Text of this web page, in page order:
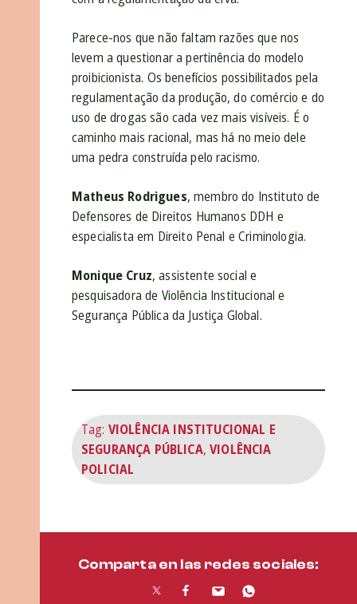
Parece-nos que não faltam razões que nos
levem a questionar a pertinência do modelo
proibicionista. Os benefícios possibilitados pela
regulamentação da produção, do comércio e do
uso de drogas são cada vez mais visíveis. É o
caminho mais racional, mas há no meio dele
uma pedra construída pelo racismo.
Matheus Rodrigues, membro do Instituto de
Defensores de Direitos Humanos DDH e
especialista em Direito Penal e Criminologia.
Monique Cruz, assistente social e
pesquisadora de Violência Institucional e
Segurança Pública da Justiça Global.
Tag: VIOLÊNCIA INSTITUCIONAL E
SEGURANÇA PÚBLICA,VIOLÊNCIA
POLICIAL
Comparta en las redes sociales: